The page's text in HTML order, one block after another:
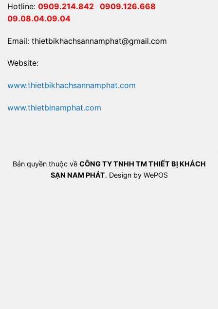
Hotline: 0909.214.842 0909.126.668
09.08.04.09.04
Email: thietbikhachsannamphat@gmail.com
Website:
www.thietbikhachsannamphat.com
www.thietbinamphat.com
Bản quyền thuộc về CÔNG TY TNHH TM THIẾT BỊ KHÁCH
SẠN NAM PHÁT. Design by WePOS